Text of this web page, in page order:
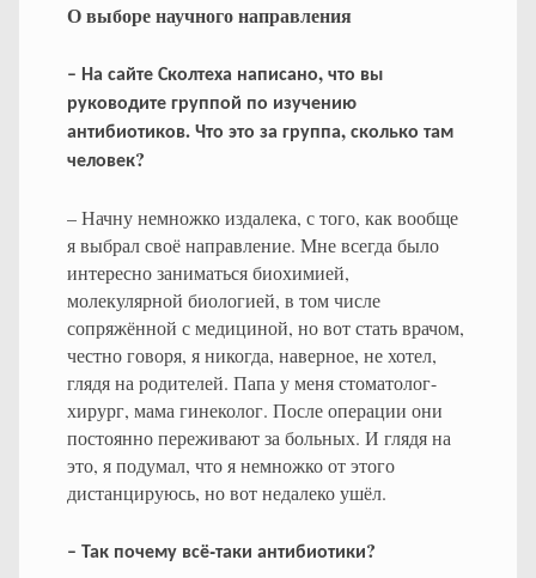
О выборе научного направления
– На сайте Сколтеха написано, что вы
руководите группой по изучению
антибиотиков. Что это за группа, сколько там
человек?
– Начну немножко издалека, с того, как вообще
я выбрал своё направление. Мне всегда было
интересно заниматься биохимией,
молекулярной биологией, в том числе
сопряжённой с медициной, но вот стать врачом,
честно говоря, я никогда, наверное, не хотел,
глядя на родителей. Папа у меня стоматолог-
хирург, мама гинеколог. После операции они
постоянно переживают за больных. И глядя на
это, я подумал, что я немножко от этого
дистанцируюсь, но вот недалеко ушёл.
– Так почему всё-таки антибиотики?